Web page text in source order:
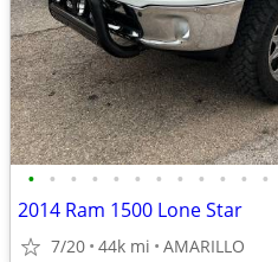
• • • • • • • • • • • •
2014 Ram 1500 Lone Star
7/20 44k mi AMARILLO